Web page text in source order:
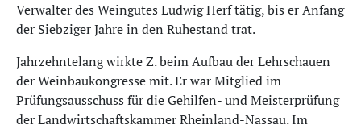
Verwalter des Weingutes Ludwig Herf tätig, bis er Anfang
der Siebziger Jahre in den Ruhestand trat.
Jahrzehntelang wirkte Z. beim Aufbau der Lehrschauen
der Weinbaukongresse mit. Er war Mitglied im
Prüfungsausschuss für die Gehilfen- und Meisterprüfung
der Landwirtschaftskammer Rheinland-Nassau. Im